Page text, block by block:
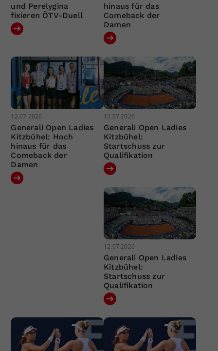
und Perelygina
fixieren ÖTV-Duell
hinaus für das
Comeback der
Damen
12.07.2026
Generali Open Ladies
Kitzbühel: Hoch
hinaus für das
Comeback der
Damen
12.07.2026
Generali Open Ladies
Kitzbühel:
Startschuss zur
Qualifikation
12.07.2026
Generali Open Ladies
Kitzbühel:
Startschuss zur
Qualifikation